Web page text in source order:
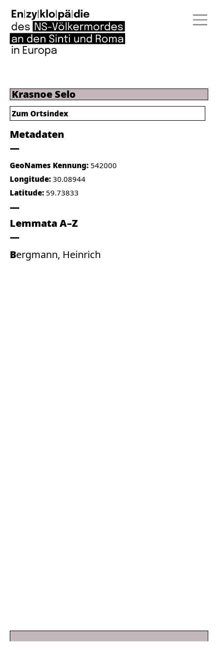
Krasnoe Selo
Metadaten
GeoNames Kennung: 542000
Longitude: 30.08944
Latitude: 59.73833
Lemmata A–Z
Bergmann, Heinrich
Zum Ortsindex